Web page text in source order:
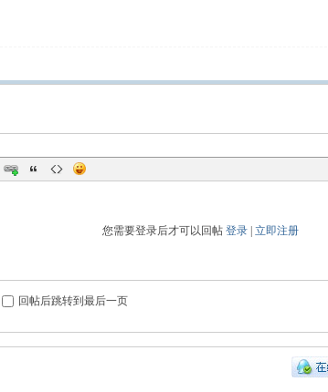
您需要登录后才可以回帖 登录 立即注册
回帖后跳转到最后一页